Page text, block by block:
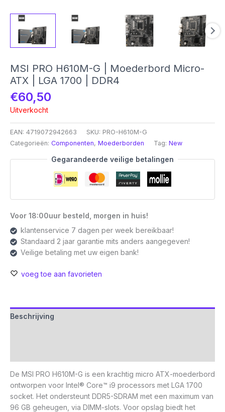
MSI PRO H610M-G | Moederbord Micro-
ATX | LGA 1700 | DDR4
€60,50
Uitverkocht
EAN: 4719072942663 SKU: PRO-H610M-G
Categorieën: Componenten, Moederborden Tag: New
Gegarandeerde veilige betalingen
Voor 18:00uur besteld, morgen in huis!
klantenservice 7 dagen per week bereikbaar!
Standaard 2 jaar garantie mits anders aangegeven!
Veilige betaling met uw eigen bank!
voeg toe aan favorieten
Beschrijving
De MSI PRO H610M-G is een krachtig micro ATX-moederbord
ontworpen voor Intel® Core™ i9 processors met LGA 1700
socket. Het ondersteunt DDR5-SDRAM met een maximum van
96 GB geheugen, via DIMM-slots. Voor opslag biedt het